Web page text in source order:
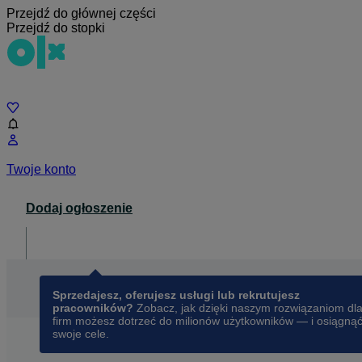
Przejdź do głównej części
Przejdź do stopki
Twoje konto
Dodaj ogłoszenie
Sprzedajesz, oferujesz usługi lub rekrutujesz
pracowników? Zobacz, jak dzięki naszym rozwiązaniom dla
firm możesz dotrzeć do milionów użytkowników — i osiągnąć
swoje cele.